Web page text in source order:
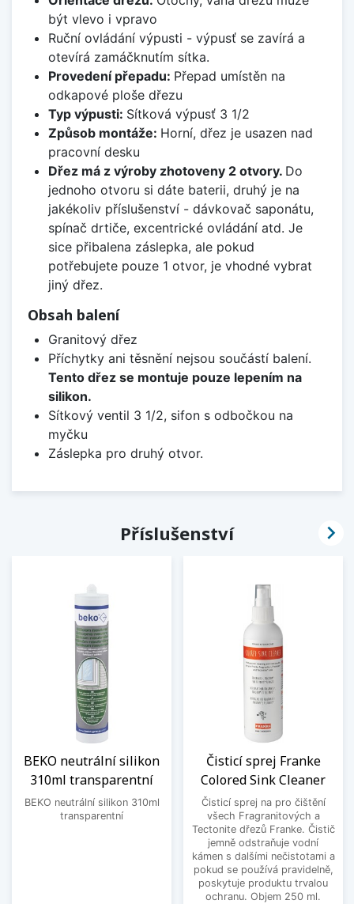
být vlevo i vpravo
Ruční ovládání výpusti - výpusť se zavírá a
otevírá zamáčknutím sítka.
Provedení přepadu: Přepad umístěn na
odkapové ploše dřezu
Typ výpusti: Sítková výpusť 3 1/2
Způsob montáže: Horní, dřez je usazen nad
pracovní desku
Dřez má z výroby zhotoveny 2 otvory. Do
jednoho otvoru si dáte baterii, druhý je na
jakékoliv příslušenství - dávkovač saponátu,
spínač drtiče, excentrické ovládání atd. Je
sice přibalena záslepka, ale pokud
potřebujete pouze 1 otvor, je vhodné vybrat
jiný dřez.
Obsah balení
Granitový dřez
Příchytky ani těsnění nejsou součástí balení.
Tento dřez se montuje pouze lepením na
silikon.
Sítkový ventil 3 1/2, sifon s odbočkou na
myčku
Záslepka pro druhý otvor.
Příslušenství
BEKO neutrální silikon
310ml transparentní
BEKO neutrální silikon 310ml
transparentní
Čisticí sprej Franke
Colored Sink Cleaner
Čisticí sprej na pro čištění
všech Fragranitových a
Tectonite dřezů Franke. Čistič
jemně odstraňuje vodní
kámen s dalšími nečistotami a
pokud se používá pravidelně,
poskytuje produktu trvalou
ochranu. Objem 250 ml.
